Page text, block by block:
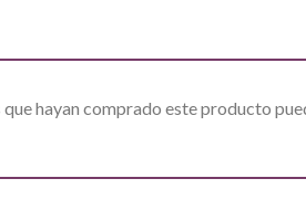
hayan comprado este producto